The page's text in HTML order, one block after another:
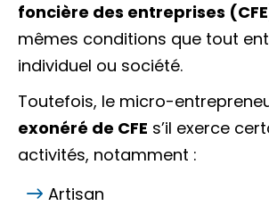
foncière des entreprises
mêmes conditions que tout
individuel ou société.
Toutefois, le micro-
exonéré de CFE s’il exerce
activités, notamment :
Artisan